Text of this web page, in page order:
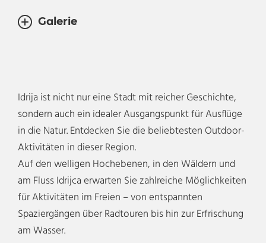
Galerie
Idrija ist nicht nur eine Stadt mit reicher Geschichte,
sondern auch ein idealer Ausgangspunkt für Ausflüge
in die Natur. Entdecken Sie die beliebtesten Outdoor-
Aktivitäten in dieser Region.
Auf den welligen Hochebenen, in den Wäldern und
am Fluss Idrijca erwarten Sie zahlreiche Möglichkeiten
für Aktivitäten im Freien – von entspannten
Spaziergängen über Radtouren bis hin zur Erfrischung
am Wasser.